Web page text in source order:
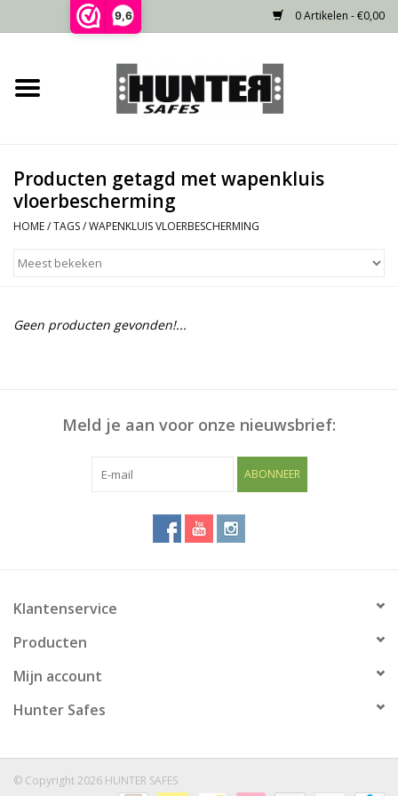
9,6 0 Artikelen - €0,00
Home
Gecertificeerd
Niet gecertificeerd
Recente projecten
Producten getagd met wapenkluis
vloerbescherming
HOME/TAGS/WAPENKLUIS VLOERBESCHERMING
Geen producten gevonden!...
Meld je aan voor onze nieuwsbrief:
ABONNEER
Klantenservice
Producten
Mijn account
Hunter Safes
© Copyright 2026 HUNTER SAFES